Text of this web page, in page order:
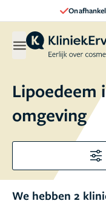
Lipoedeem
omgeving
We hebben 2